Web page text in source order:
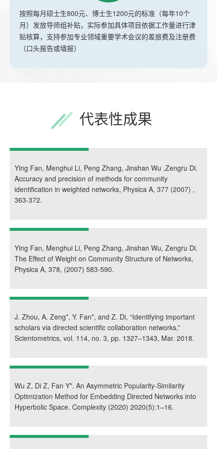
按照每月硕士生800元、博士生1200元的标准（每年10个
月）发放导师组补贴，实际参加具体项目依据工作量进行津
贴核算，支持参加专业领域重要学术会议的差旅费及注册费
（口头报告或墙报）
代表性成果
Ying Fan, Menghui Li, Peng Zhang, Jinshan Wu ,Zengru Di.
Accuracy and precision of methods for community
identification in weighted networks, Physica A, 377 (2007) ,
363-372.
Ying Fan, Menghui Li, Peng Zhang, Jinshan Wu, Zengru Di.
The Effect of Weight on Community Structure of Networks,
Physica A, 378, (2007) 583-590.
J. Zhou, A. Zeng*, Y. Fan*, and Z. Di, “Identifying important
scholars via directed scientific collaboration networks,”
Scientometrics, vol. 114, no. 3, pp. 1327–1343, Mar. 2018.
Wu Z, Di Z, Fan Y*. An Asymmetric Popularity-Similarity
Optimization Method for Embedding Directed Networks into
Hyperbolic Space. Complexity (2020) 2020(5):1–16.